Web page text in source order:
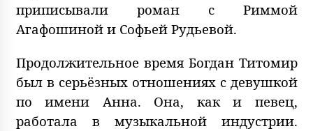
приписывали роман с Риммой
Агафошиной и Софьей Рудьевой.
Продолжительное время Богдан Титомир
был в серьёзных отношениях с девушкой
по имени Анна. Она, как и певец,
работала в музыкальной индустрии.